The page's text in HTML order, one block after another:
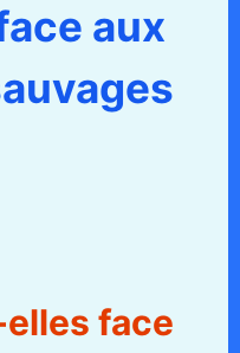
aux
face